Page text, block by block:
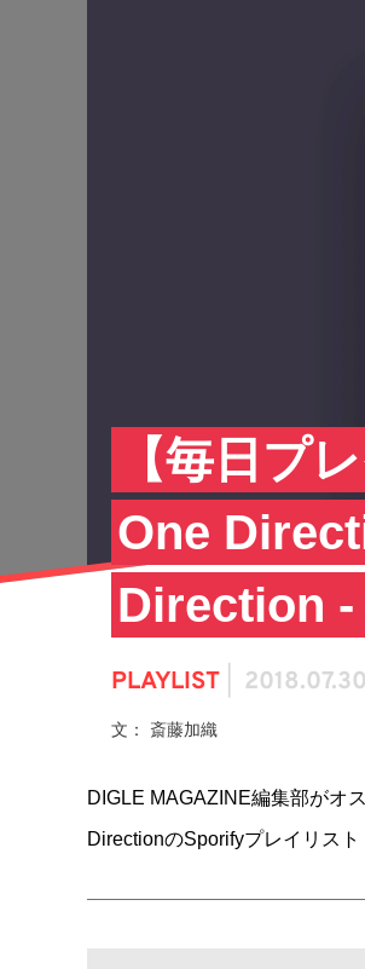
【毎日プ
One
Direction -
PLAYLIST 2018.07.30
文： 斎藤加織
DIGLE MAGAZINE編集部がオ
DirectionのSporifyプレイリス